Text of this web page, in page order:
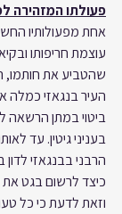
פעולתו המזהירה
אחת מפעולותיו
עוצמת חריפותו
שהטביע את חותמו,
העיר בנגאזי כמלה
ביטוי במתן הרשאה
בעניני גיטין. עד
הרבני בבנגאזי לדון
כיצד לרשום בגט את
וזאת לדעת כי כל